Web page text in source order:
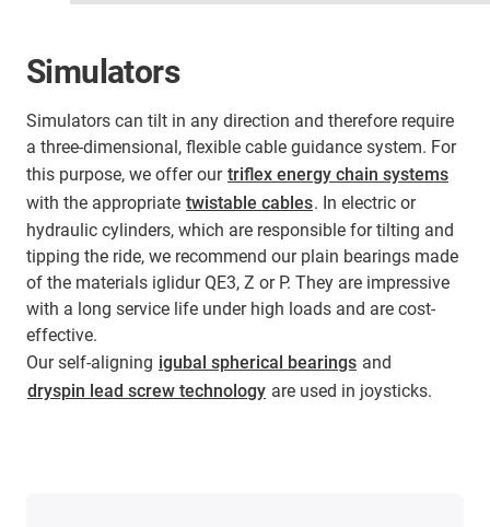
Simulators
Simulators can tilt in any direction and therefore require
a three-dimensional, flexible cable guidance system. For
this purpose, we offer our triflex energy chain systems
with the appropriate twistable cables. In electric or
hydraulic cylinders, which are responsible for tilting and
tipping the ride, we recommend our plain bearings made
of the materials iglidur QE3, Z or P. They are impressive
with a long service life under high loads and are cost-
effective.
Our self-aligning igubal spherical bearings and
dryspin lead screw technology are used in joysticks.